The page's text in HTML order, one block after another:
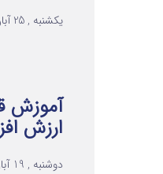
یکشنبه , 25 آبان 1404
آموزش
ارزش
دوشنبه , 19 آبان 1404